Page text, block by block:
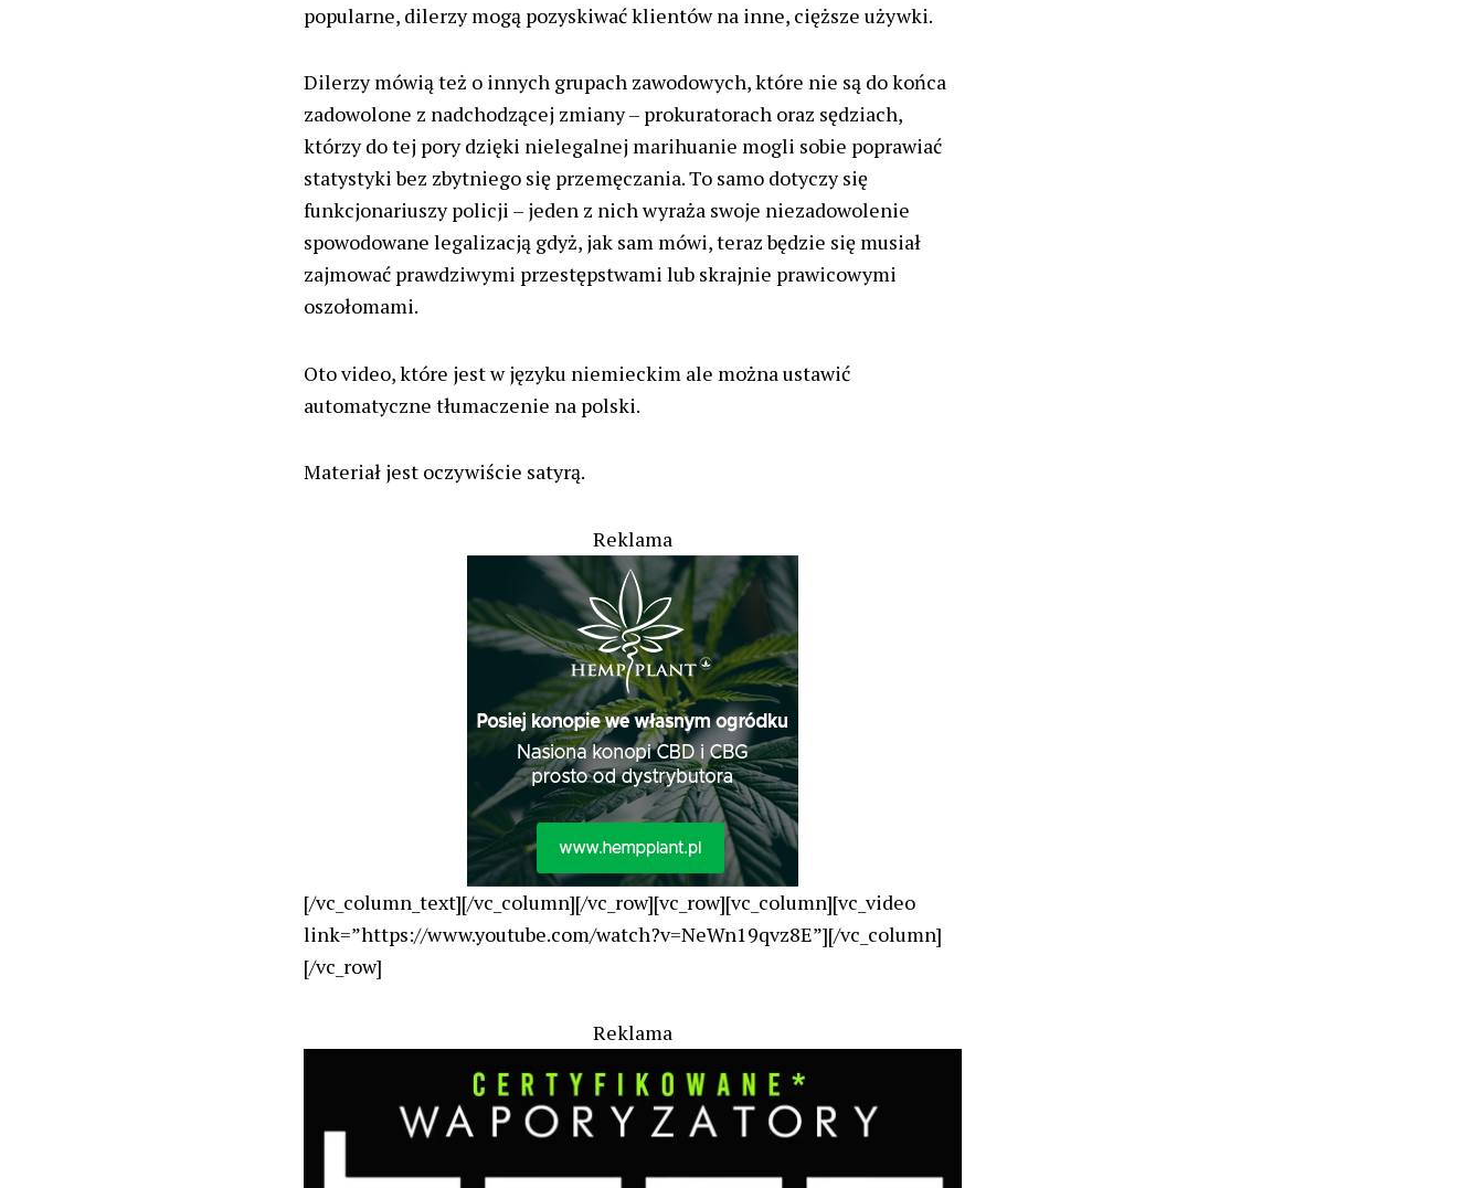
popularne, dilerzy mogą pozyskiwać klientów na inne, cięższe używki.
Dilerzy mówią też o innych grupach zawodowych, które nie są do końca
zadowolone z nadchodzącej zmiany – prokuratorach oraz sędziach,
którzy do tej pory dzięki nielegalnej marihuanie mogli sobie poprawiać
statystyki bez zbytniego się przemęczania. To samo dotyczy się
funkcjonariuszy policji – jeden z nich wyraża swoje niezadowolenie
spowodowane legalizacją gdyż, jak sam mówi, teraz będzie się musiał
zajmować prawdziwymi przestępstwami lub skrajnie prawicowymi
oszołomami.
Oto video, które jest w języku niemieckim ale można ustawić
automatyczne tłumaczenie na polski.
Materiał jest oczywiście satyrą.
Reklama
[/vc_column_text][/vc_column][/vc_row][vc_row][vc_column][vc_video
link=”https://www.youtube.com/watch?v=NeWn19qvz8E”][/vc_column]
[/vc_row]
Reklama